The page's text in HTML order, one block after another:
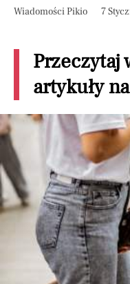
Wiadomości Pikio 7
Przeczytaj
artykuły